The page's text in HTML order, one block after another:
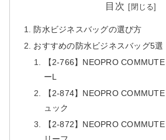
目次
防水ビジネスバッグの選び方
おすすめの防水ビジネスバッグ5選
【2-766】NEOPRO
ーL
【2-874】NEOPRO
ュック
【2-872】NEOPRO